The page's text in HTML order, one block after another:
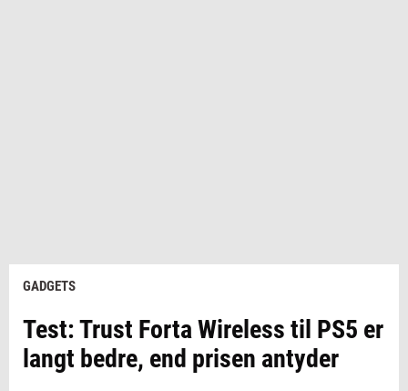
GADGETS
Test: Trust Forta Wireless til PS5 er
langt bedre, end prisen antyder